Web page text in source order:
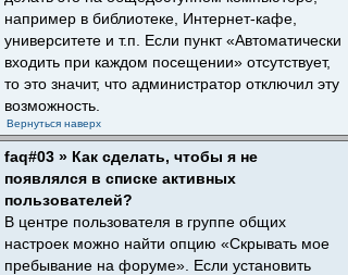
например в библиотеке, Интернет-кафе,
университете и т.п. Если пункт «Автоматически
входить при каждом посещении» отсутствует,
то это значит, что администратор отключил эту
возможность.
Вернуться наверх
faq#03 » Как сделать, чтобы я не
появлялся в списке активных
пользователей?
В центре пользователя в группе общих
настроек можно найти опцию «Скрывать мое
пребывание на форуме». Если установить